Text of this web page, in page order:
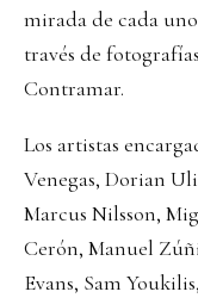
mirada de cada
través de
Contramar.
Los artistas
Venegas, Dorian
Marcus Nilsson,
Cerón, Manuel
Evans, Sam